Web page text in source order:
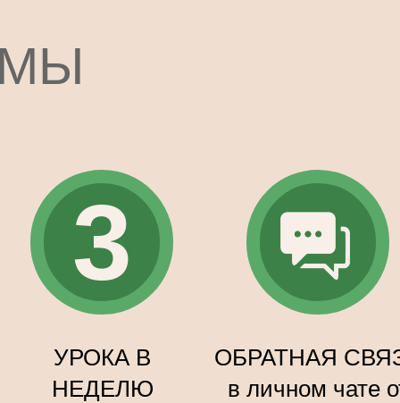
доход, построить
успевать жить
ОБРАТНАЯ
в личном чате
3
УРОКА В
НЕДЕЛЮ